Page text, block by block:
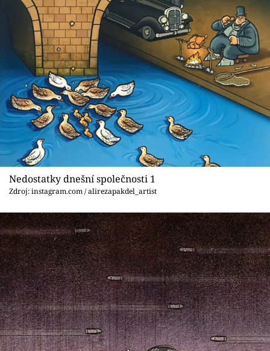
Videa
Sledujte prima+
Přihlášení
Sledujte nás
Nedostatky dnešní společnosti 1
Zdroj: instagram.com / alirezapakdel_artist